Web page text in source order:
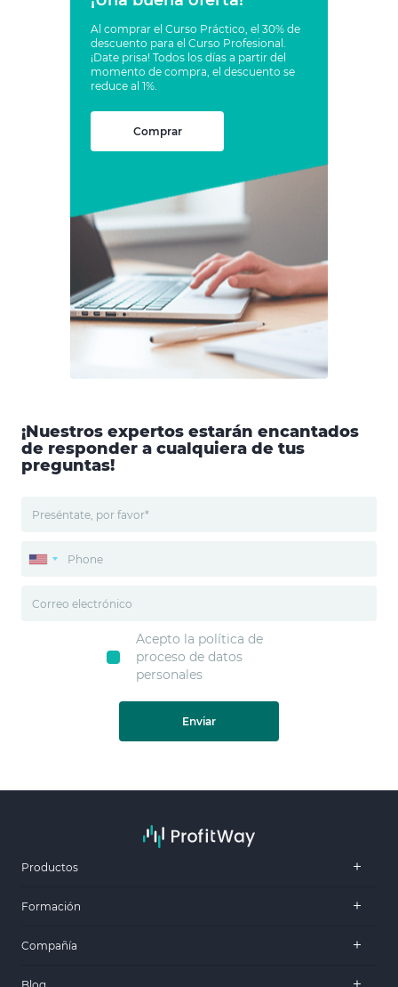
Al comprar el Curso Práctico, el 30% de
descuento para el Curso Profesional.
¡Date prisa! Todos los días a partir del
momento de compra, el descuento se
reduce al 1%.
Comprar
¡Nuestros expertos estarán encantados
de responder a cualquiera de tus
preguntas!
Acepto la política de
proceso de datos
personales
Enviar
Productos
Formación
Compañía